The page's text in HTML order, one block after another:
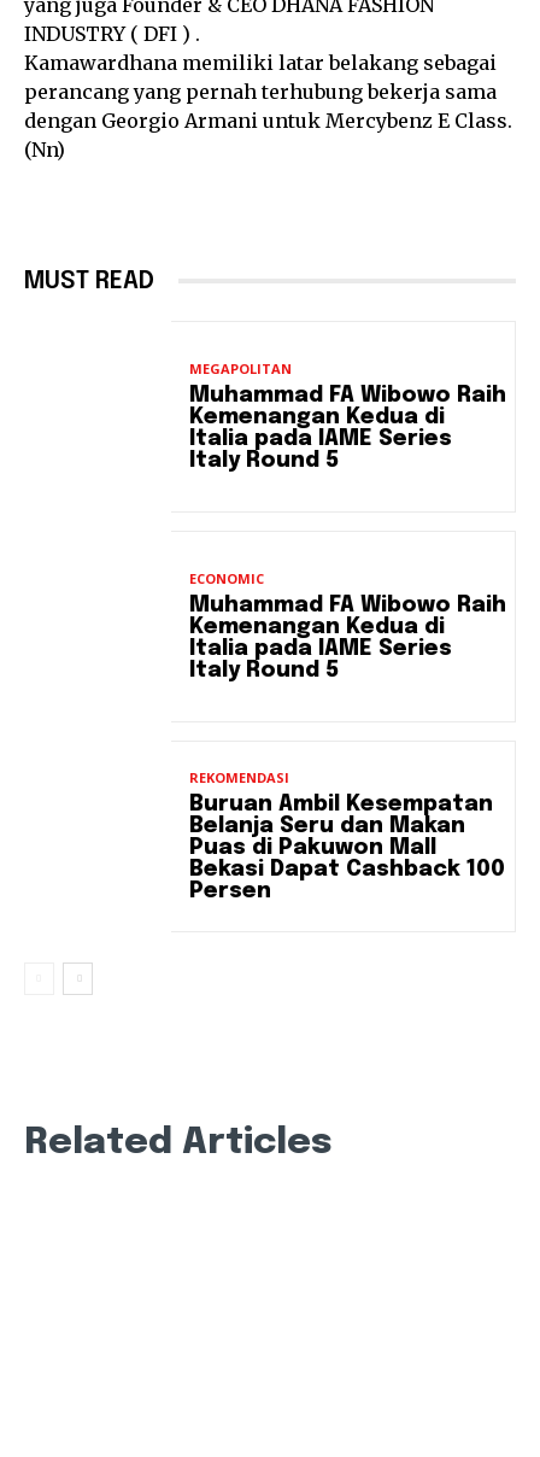
INDUSTRY ( DFI ) .
Kamawardhana memiliki latar belakang sebagai
perancang yang pernah terhubung bekerja sama
dengan Georgio Armani untuk Mercybenz E Class.
(Nn)
MUST READ
MEGAPOLITAN
Muhammad FA Wibowo Raih
Kemenangan Kedua di
Italia pada IAME Series
Italy Round 5
ECONOMIC
Muhammad FA Wibowo Raih
Kemenangan Kedua di
Italia pada IAME Series
Italy Round 5
REKOMENDASI
Buruan Ambil Kesempatan
Belanja Seru dan Makan
Puas di Pakuwon Mall
Bekasi Dapat Cashback 100
Persen
Related Articles